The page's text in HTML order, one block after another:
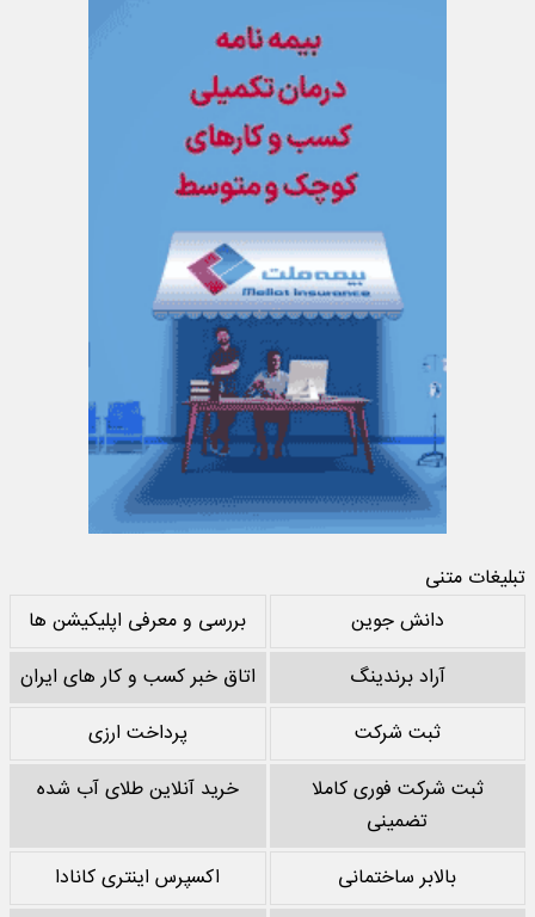
تبلیغات متنی
دانش جوین
بررسی و معرفی اپلیکیشن ها
آراد برندینگ
اتاق خبر کسب و کار های ایران
ثبت شرکت
پرداخت ارزی
ثبت شرکت فوری کاملا
تضمینی
خرید آنلاین طلای آب شده
بالابر ساختمانی
اکسپرس اینتری کانادا